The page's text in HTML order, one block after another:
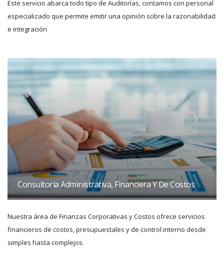
Este servicio abarca todo tipo de Auditorías, contamos con personal
especializado que permite emitir una opinión sobre la razonabilidad
e integración
Consultoría Administrativa, Financiera Y De Costos
Nuestra área de Finanzas Corporativas y Costos ofrece servicios
financieros de costos, presupuestales y de control interno desde
simples hasta complejos.